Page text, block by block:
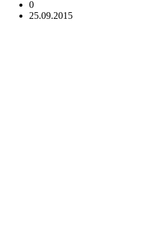
0
25.09.2015